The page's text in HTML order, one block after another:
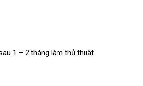
1 – 2 tháng làm thủ thuật.